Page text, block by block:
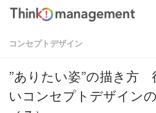
コンセプトデザイン
”ありたい姿”の描き方
いコンセプトデザイン